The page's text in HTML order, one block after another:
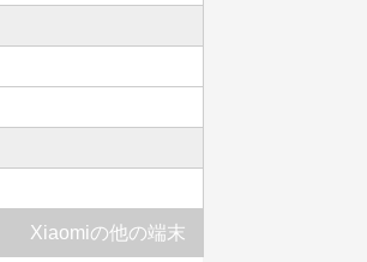
Xiaomiの他の端末